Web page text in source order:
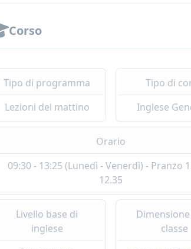
Corso
Tipo di programma
Lezioni del mattino
Tipo di
Inglese
Orario
09:30 - 13:25 (Lunedì - Venerdì) - Pranzo
12.35
Livello base di
inglese
classe